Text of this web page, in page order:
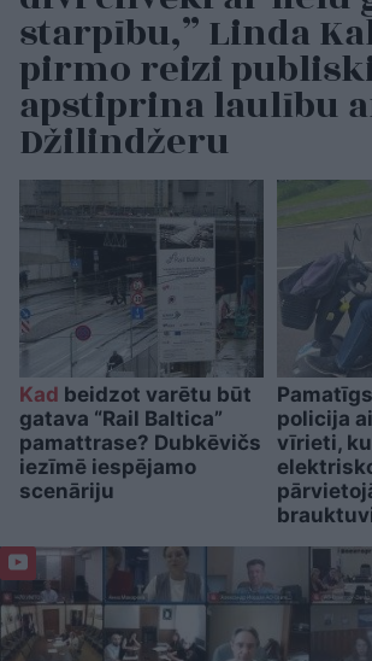
starpību,” Linda
pirmo reizi
apstiprina laulību
Džilindžeru
Kad beidzot varētu būt
gatava “Rail Baltica”
pamattrase? Dubkēvičs
iezīmē iespējamo
scenāriju
policija
vīrieti,